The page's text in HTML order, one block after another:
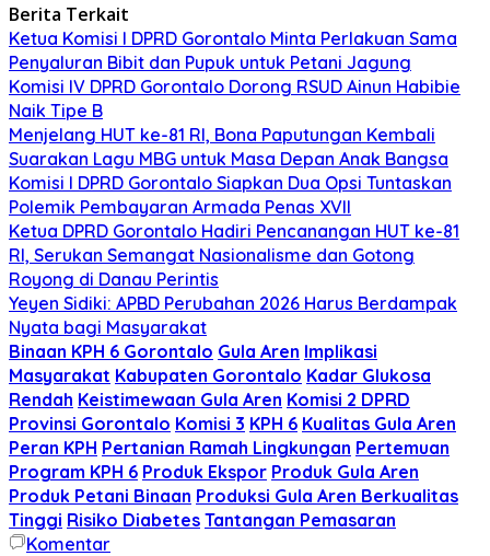
Berita Terkait
Ketua Komisi I DPRD Gorontalo Minta Perlakuan Sama
Penyaluran Bibit dan Pupuk untuk Petani Jagung
Komisi IV DPRD Gorontalo Dorong RSUD Ainun Habibie
Naik Tipe B
Menjelang HUT ke-81 RI, Bona Paputungan Kembali
Suarakan Lagu MBG untuk Masa Depan Anak Bangsa
Komisi I DPRD Gorontalo Siapkan Dua Opsi Tuntaskan
Polemik Pembayaran Armada Penas XVII
Ketua DPRD Gorontalo Hadiri Pencanangan HUT ke-81
RI, Serukan Semangat Nasionalisme dan Gotong
Royong di Danau Perintis
Yeyen Sidiki: APBD Perubahan 2026 Harus Berdampak
Nyata bagi Masyarakat
Binaan KPH 6 Gorontalo Gula Aren Implikasi
Masyarakat Kabupaten Gorontalo Kadar Glukosa
Rendah Keistimewaan Gula Aren Komisi 2 DPRD
Provinsi Gorontalo Komisi 3 KPH 6 Kualitas Gula Aren
Peran KPH Pertanian Ramah Lingkungan Pertemuan
Program KPH 6 Produk Ekspor Produk Gula Aren
Produk Petani Binaan Produksi Gula Aren Berkualitas
Tinggi Risiko Diabetes Tantangan Pemasaran
Komentar